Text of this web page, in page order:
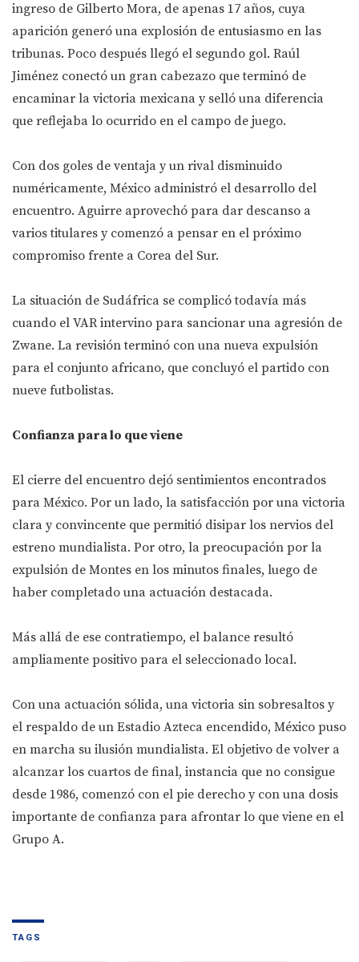
ingreso de Gilberto Mora, de apenas 17 años, cuya
aparición generó una explosión de entusiasmo en las
tribunas. Poco después llegó el segundo gol. Raúl
Jiménez conectó un gran cabezazo que terminó de
encaminar la victoria mexicana y selló una diferencia
que reflejaba lo ocurrido en el campo de juego.
Con dos goles de ventaja y un rival disminuido
numéricamente, México administró el desarrollo del
encuentro. Aguirre aprovechó para dar descanso a
varios titulares y comenzó a pensar en el próximo
compromiso frente a Corea del Sur.
La situación de Sudáfrica se complicó todavía más
cuando el VAR intervino para sancionar una agresión de
Zwane. La revisión terminó con una nueva expulsión
para el conjunto africano, que concluyó el partido con
nueve futbolistas.
Confianza para lo que viene
El cierre del encuentro dejó sentimientos encontrados
para México. Por un lado, la satisfacción por una victoria
clara y convincente que permitió disipar los nervios del
estreno mundialista. Por otro, la preocupación por la
expulsión de Montes en los minutos finales, luego de
haber completado una actuación destacada.
Más allá de ese contratiempo, el balance resultó
ampliamente positivo para el seleccionado local.
Con una actuación sólida, una victoria sin sobresaltos y
el respaldo de un Estadio Azteca encendido, México puso
en marcha su ilusión mundialista. El objetivo de volver a
alcanzar los cuartos de final, instancia que no consigue
desde 1986, comenzó con el pie derecho y con una dosis
importante de confianza para afrontar lo que viene en el
Grupo A.
TAGS